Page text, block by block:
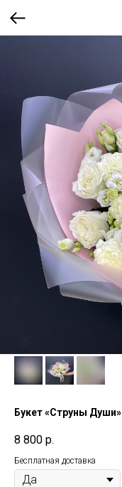
Букет «Струны Души»
8 800 р.
Бесплатная доставка